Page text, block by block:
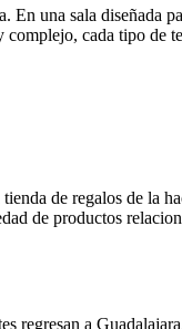
En una sala
cada tipo
de regalos de la
de productos
regresan a